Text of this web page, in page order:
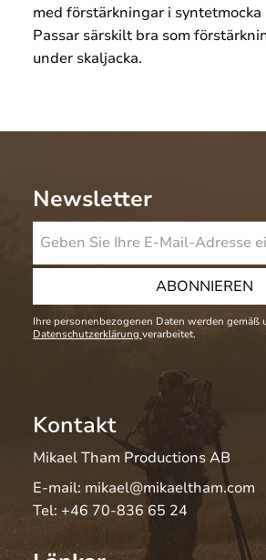
med förstärkningar i syntetmocka
Passar särskilt bra som
under skaljacka.
Newsletter
ABONNIEREN
Ihre personenbezogenen Daten werden gemäß
Datenschutzerklärung verarbeitet.
Kontakt
Mikael Tham Productions AB
E-mail: mikael@mikaeltham.com
Tel: +46 70-836 65 24